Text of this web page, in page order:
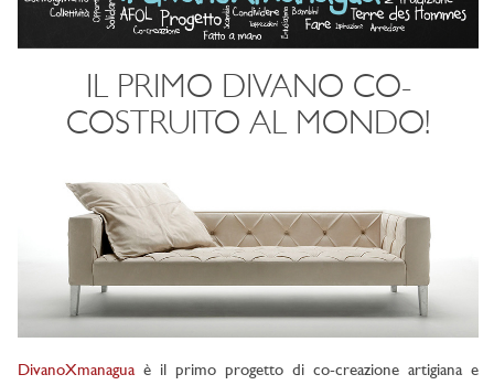
IL PRIMO DIVANO CO-
COSTRUITO AL MONDO!
DivanoXmanaguaè il primo progetto di co-creazione artigiana e